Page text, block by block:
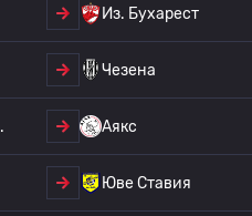
Из. Бухарест
Чезена
Аякс
Юве Ставия